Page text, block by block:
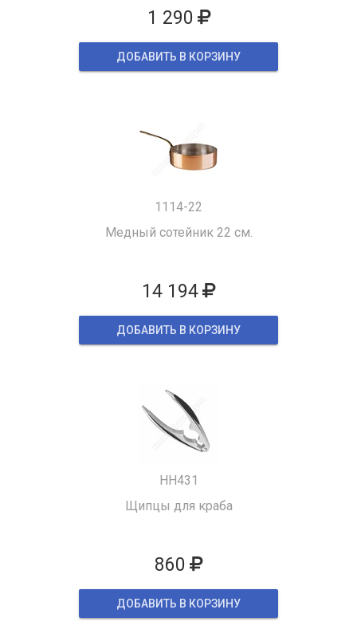
1 290
ДОБАВИТЬ В КОРЗИНУ
1114-22
Медный сотейник 22 см.
14 194
ДОБАВИТЬ В КОРЗИНУ
HH431
Щипцы для краба
860
ДОБАВИТЬ В КОРЗИНУ